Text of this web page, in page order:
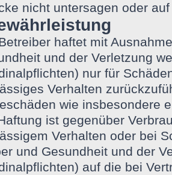
nicht untersagen oder
haftet mit
und der Verletzung
nur für
Verhalten
wie insbesondere
ist gegenüber
Verhalten oder bei
und Gesundheit und der
auf die bei